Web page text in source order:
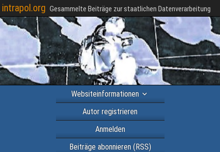
intrapol.org Gesammelte Beiträge zur staatlichen Datenverarbeitung
Websiteinformationen
Autor registrieren
Anmelden
Beiträge abonnieren (RSS)